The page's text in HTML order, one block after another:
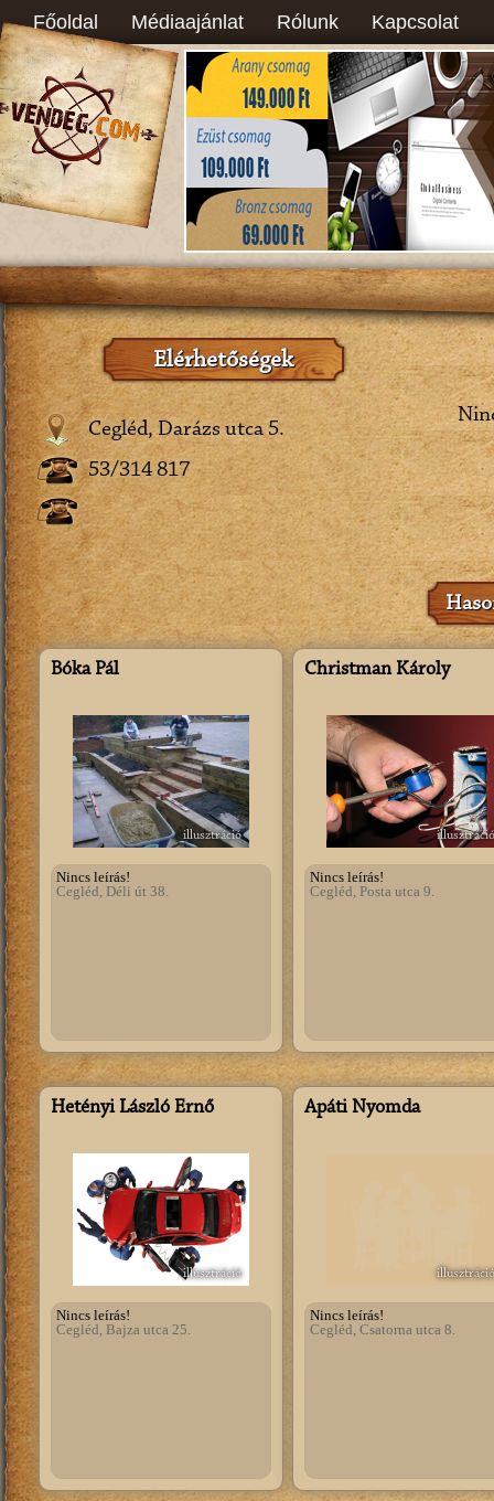
Főoldal Médiaajánlat Rólunk Kapcsolat
Elérhetőségek
Cegléd, Darázs utca 5.
53/314 817
Bóka Pál
illusztráció
Nincs leírás!
Cegléd, Déli út 38.
Christman Károly
illusztráció
Nincs leírás!
Cegléd, Posta utca 9.
Hetényi László Ernő
illusztráció
Nincs leírás!
Cegléd, Bajza utca 25.
Apáti Nyomda
illusztráció
Nincs leírás!
Cegléd, Csatorna utca 8.